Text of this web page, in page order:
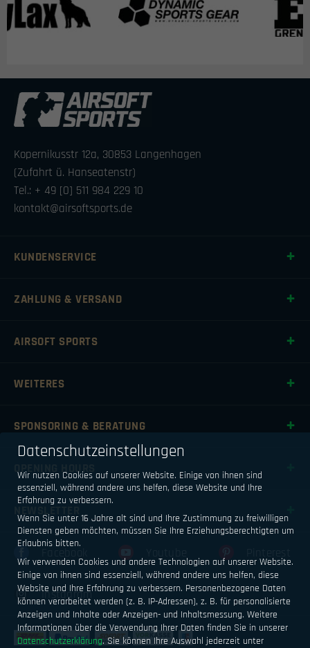
Kopernikusstr 12a, 30853 Langenhagen
(Zufahrt ü. Hanseatenstr)
Tel.: + 49 [0] 511 984 229 10
kontakt@airsoftsports.de
KUNDENSERVICE
ZAHLUNG & VERSAND
AIRSOFT SPORTS
WEITERES
SPONSORING & BERATUNG
OPENING HOURS
NEWSLETTER
Instagram
Datenschutzeinstellungen
Wir nutzen Cookies auf unserer Website. Einige von ihnen sind
essenziell, während andere uns helfen, diese Website und Ihre
Erfahrung zu verbessern.
Wenn Sie unter 16 Jahre alt sind und Ihre Zustimmung zu freiwilligen
Diensten geben möchten, müssen Sie Ihre Erziehungsberechtigten um
Erlaubnis bitten.
Wir verwenden Cookies und andere Technologien auf unserer Website.
Einige von ihnen sind essenziell, während andere uns helfen, diese
Website und Ihre Erfahrung zu verbessern. Personenbezogene Daten
können verarbeitet werden (z. B. IP-Adressen), z. B. für personalisierte
Anzeigen und Inhalte oder Anzeigen- und Inhaltsmessung. Weitere
Informationen über die Verwendung Ihrer Daten finden Sie in unserer
Datenschutzerklärung. Sie können Ihre Auswahl jederzeit unter